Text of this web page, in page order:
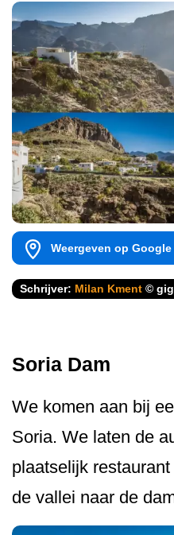
Weergeven op Google
Schrijver: Milan Kment ©
Soria Dam
We komen aan bij
Soria. We laten de
plaatselijk
de vallei naar de